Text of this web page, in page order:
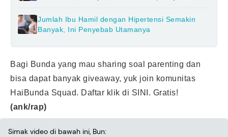
Jumlah Ibu Hamil dengan Hipertensi Semakin
Banyak, Ini Penyebab Utamanya
Bagi Bunda yang mau sharing soal parenting dan
bisa dapat banyak giveaway, yuk join komunitas
HaiBunda Squad. Daftar klik di SINI . Gratis!
(ank/rap)
Simak video di bawah ini, Bun: